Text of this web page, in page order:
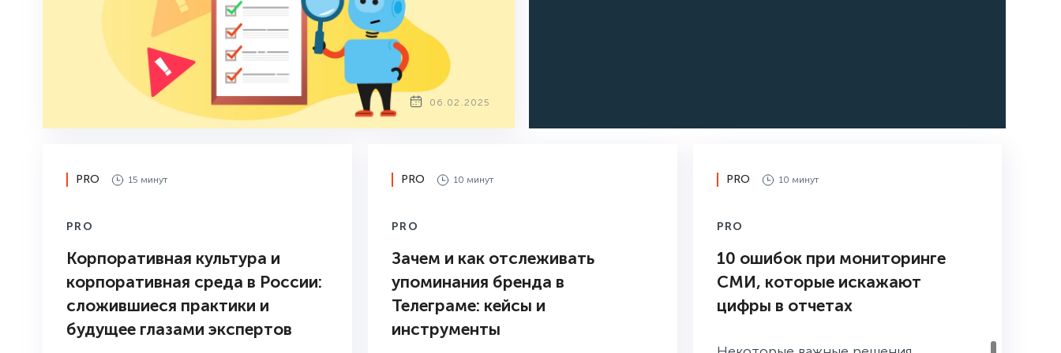
06.02.2025
PRO 15 минут
PRO
Корпоративная культура и
корпоративная среда в России:
сложившиеся практики и
будущее глазами экспертов
PRO 10 минут
PRO
Зачем и как отслеживать
упоминания бренда в
Телеграме: кейсы и
инструменты
PRO 10 минут
PRO
10 ошибок при мониторинге
СМИ, которые искажают
цифры в отчетах